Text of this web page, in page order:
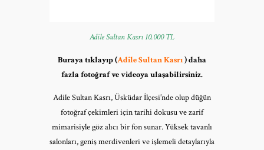
Adile Sultan Kasrı 10.000 TL
Buraya tıklayıp (Adile Sultan Kasrı) daha
fazla fotoğraf ve videoya ulaşabilirsiniz.
Adile Sultan Kasrı, Üsküdar İlçesi’nde olup düğün
fotoğraf çekimleri için tarihi dokusu ve zarif
mimarisiyle göz alıcı bir fon sunar. Yüksek tavanlı
salonları, geniş merdivenleri ve işlemeli detaylarıyla